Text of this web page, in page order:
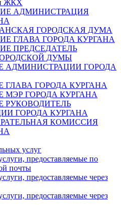
ЖКХ
АДМИНИСТРАЦИЯ
ГОРОДСКАЯ ДУМА
ГЛАВА ГОРОДА КУРГАНА
ПРЕДСЕДАТЕЛЬ
ДУМЫ
АДМИНИСТРАЦИИ ГОРОДА
ГЛАВА ГОРОДА КУРГАНА
МЭР ГОРОДА КУРГАНА
РУКОВОДИТЕЛЬ
ГОРОДА КУРГАНА
КОМИССИЯ
услуг
предоставляемые по
почты
предоставляемые через
предоставляемые через